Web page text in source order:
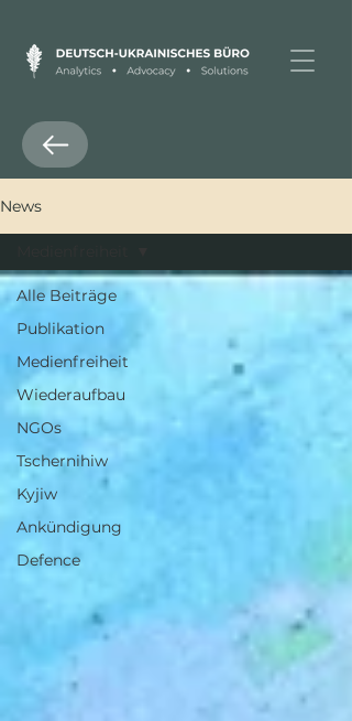
News
Alle Beiträge
Publikation
Medienfreiheit
Wiederaufbau
NGOs
Tschernihiw
Kyjiw
Ankündigung
Defence